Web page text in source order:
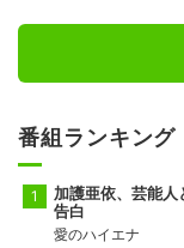
番組ランキング
加護亜依、芸能人
告白
愛のハイエナ